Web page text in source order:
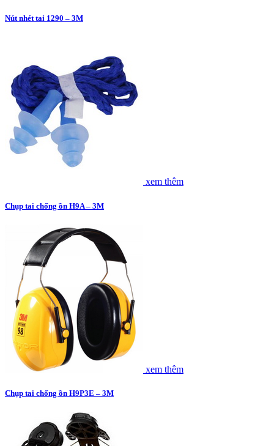
Nút nhét tai 1290 – 3M
xem thêm
Chụp tai chống ồn H9A – 3M
xem thêm
Chụp tai chống ồn H9P3E – 3M